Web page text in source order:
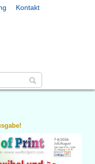
Kontakt